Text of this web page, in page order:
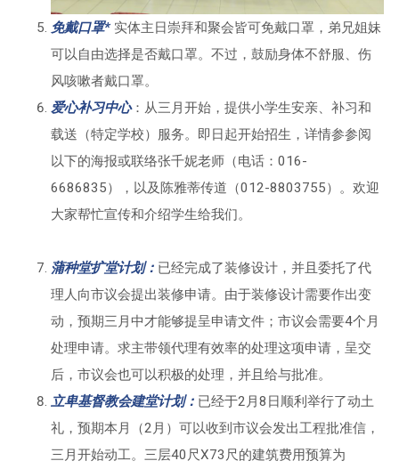
免戴口罩*实体主日崇拜和聚会皆可免戴口罩，弟兄姐妹
可以自由选择是否戴口罩。不过，鼓励身体不舒服、伤
风咳嗽者戴口罩。
爱心补习中心：从三月开始，提供小学生安亲、补习和
载送（特定学校）服务。即日起开始招生，详情参参阅
以下的海报或联络张千妮老师（电话：016-
6686835），以及陈雅蒂传道（012-8803755）。欢迎
大家帮忙宣传和介绍学生给我们。
蒲种堂扩堂计划： 已经完成了装修设计，并且委托了代
理人向市议会提出装修申请。由于装修设计需要作出变
动，预期三月中才能够提呈申请文件；市议会需要4个月
处理申请。求主带领代理有效率的处理这项申请，呈交
后，市议会也可以积极的处理，并且给与批准。
立卑基督教会建堂计划： 已经于2月8日顺利举行了动土
礼，预期本月（2月）可以收到市议会发出工程批准信，
三月开始动工。三层40尺X73尺的建筑费用预算为